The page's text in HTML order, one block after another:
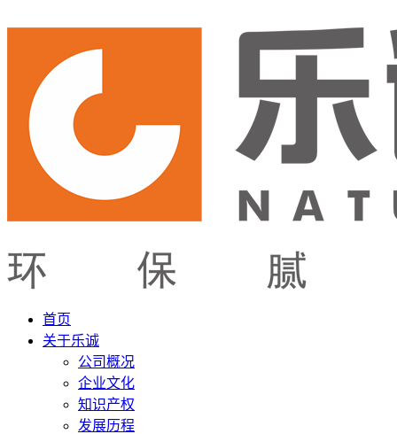
首页
关于乐诚
公司概况
企业文化
知识产权
发展历程